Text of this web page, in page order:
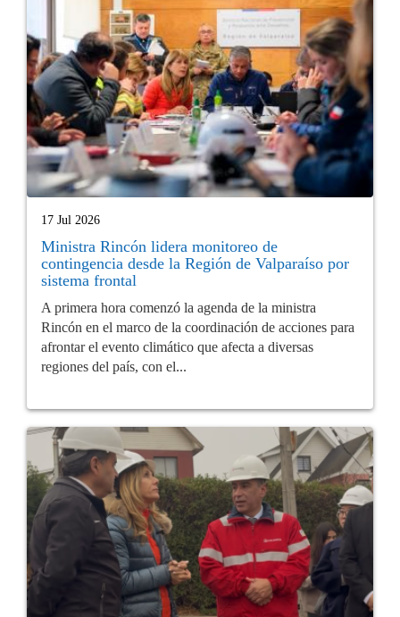
17 Jul 2026
Ministra Rincón lidera monitoreo de
contingencia desde la Región de Valparaíso por
sistema frontal
A primera hora comenzó la agenda de la ministra
Rincón en el marco de la coordinación de acciones para
afrontar el evento climático que afecta a diversas
regiones del país, con el...